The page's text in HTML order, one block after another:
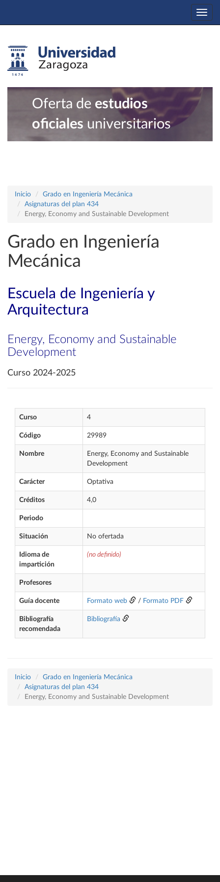
Oferta de estudios
oficiales universitarios
Inicio
Grado en Ingeniería Mecánica
Asignaturas del plan 434
Energy, Economy and Sustainable Development
Grado en Ingeniería
Mecánica
Escuela de Ingeniería y
Arquitectura
Energy, Economy and Sustainable
Development
Curso 2024-2025
Curso 4
Código 29989
Nombre
Energy, Economy and Sustainable
Development
Carácter Optativa
Créditos 4,0
Periodo
Situación No ofertada
Idioma de
impartición
(no definido)
Profesores
Guía docente Formato web / Formato PDF
Bibliografía
recomendada
Bibliografía
Inicio
Grado en Ingeniería Mecánica
Asignaturas del plan 434
Energy, Economy and Sustainable Development